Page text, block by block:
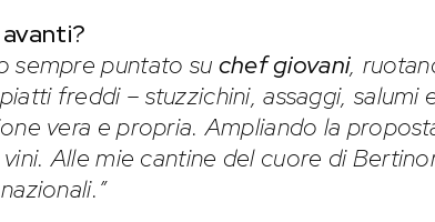
sempre puntato su chef giovani,
freddi – stuzzichini, assaggi, salumi
vera e propria. Ampliando la
Alle mie cantine del cuore di